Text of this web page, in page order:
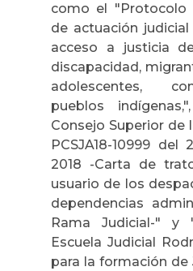
como el "Protocolo
de actuación
acceso a justicia
discapacidad,
adolescentes,
pueblos
Consejo Superior de
PCSJA18-10999
2018 -Carta de
usuario de los
dependencias
Rama Judicial-" y
Escuela Judicial
para la formación de